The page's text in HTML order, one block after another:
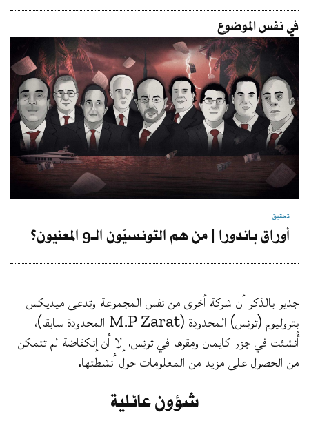
في نفس الموضوع
تحقيق
أوراق باندورا | من هم التونسيّون الـ9 المعنيون؟
جدير بالذكر أن شركة أخرى من نفس المجموعة وتدعى ميديكس
بتروليوم (تونس) المحدودة (M.P Zarat المحدودة سابقا)،
أُنشئت في جزر كايمان ومقرها في تونس، إلا أن إنكفاضة لم تتمكن
من الحصول على مزيد من المعلومات حول أنشطتها.
شؤون عائلية